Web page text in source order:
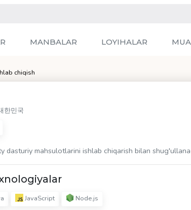
MANBALAR LOYIHALAR
chiqish
한민국
dasturiy mahsulotlarini ishlab chiqarish bilan
JavaScript Node.js